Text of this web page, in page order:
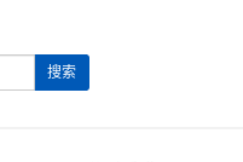
搜索